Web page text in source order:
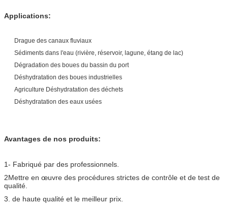
Applications:
Drague des canaux fluviaux
Sédiments dans l'eau (rivière, réservoir, lagune, étang de lac)
Dégradation des boues du bassin du port
Déshydratation des boues industrielles
Agriculture Déshydratation des déchets
Déshydratation des eaux usées
Avantages de nos produits:
1- Fabriqué par des professionnels.
2Mettre en œuvre des procédures strictes de contrôle et de test de
qualité.
3. de haute qualité et le meilleur prix.